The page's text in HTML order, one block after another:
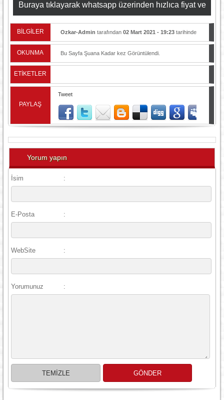
Buraya tıklayarak whatsapp üzerinden hızlıca fiyat ve
stok bilgisi alabilirsiniz
BİLGİLER Ozkar-Admin tarafından 02 Mart 2021 - 19:23tarihinde
OKUNMA Bu Sayfa Şuana Kadar kez Görüntülendi.
ETİKETLER
PAYLAŞ
Tweet
Yorum yapın
İsim :
E-Posta :
WebSite :
Yorumunuz :